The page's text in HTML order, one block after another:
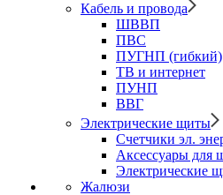
Кабель и провода
ШВВП
ПВС
ПУГНП (гибкий)
ТВ и интернет
ПУНП
ВВГ
Электрические щиты
Счетчики эл.
Аксессуары для
Электрические
Жалюзи